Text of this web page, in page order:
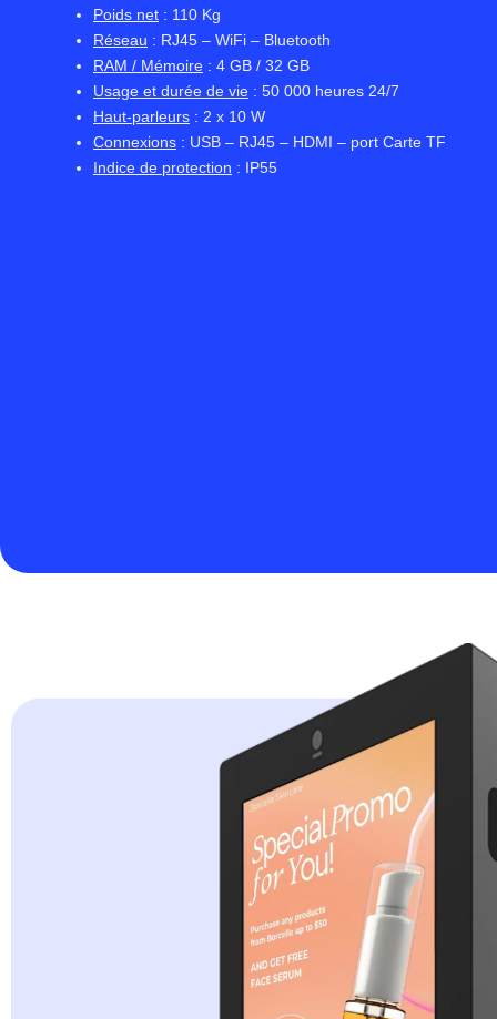
Poids net : 110 Kg
Réseau : RJ45 – WiFi – Bluetooth
RAM / Mémoire : 4 GB / 32 GB
Usage et durée de vie : 50 000 heures 24/7
Haut-parleurs : 2 x 10 W
Connexions : USB – RJ45 – HDMI – port Carte TF
Indice de protection : IP55